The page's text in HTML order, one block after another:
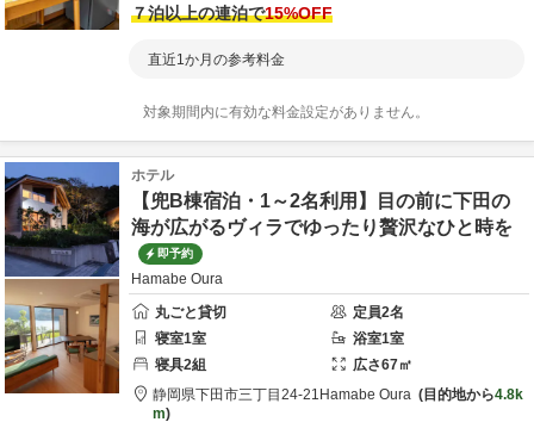
７泊以上の連泊で15%OFF
直近1か月の参考料金
対象期間内に有効な料金設定がありません。
ホテル
【兜B棟宿泊・1～2名利用】目の前に下田の
海が広がるヴィラでゆったり贅沢なひと時を
即予約
Hamabe Oura
丸ごと貸切
定員2名
寝室1室 浴室1室
寝具2組 広さ67㎡
静岡県下田市三丁目24-21 Hamabe Oura 目的地から4.8k
m